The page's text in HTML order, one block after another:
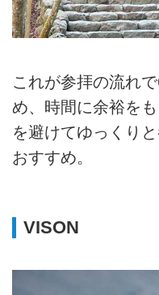
これが参拝の流れ
め、時間に余裕を
を避けてゆっくり
おすすめ。
VISON